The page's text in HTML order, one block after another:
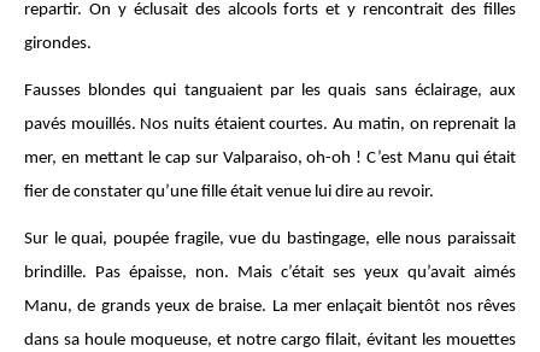
repartir. On y éclusait des alcools forts et y rencontrait des filles
girondes.
Fausses blondes qui tanguaient par les quais sans éclairage, aux
pavés mouillés. Nos nuits étaient courtes. Au matin, on reprenait la
mer, en mettant le cap sur Valparaiso, oh-oh ! C’est Manu qui était
fier de constater qu’une fille était venue lui dire au revoir.
Sur le quai, poupée fragile, vue du bastingage, elle nous paraissait
brindille. Pas épaisse, non. Mais c’était ses yeux qu’avait aimés
Manu, de grands yeux de braise. La mer enlaçait bientôt nos rêves
dans sa houle moqueuse, et notre cargo filait, évitant les mouettes